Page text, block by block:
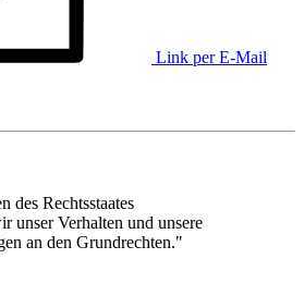
Link per E-Mail
des Rechtsstaates
unser Verhalten und unsere
an den Grundrechten."